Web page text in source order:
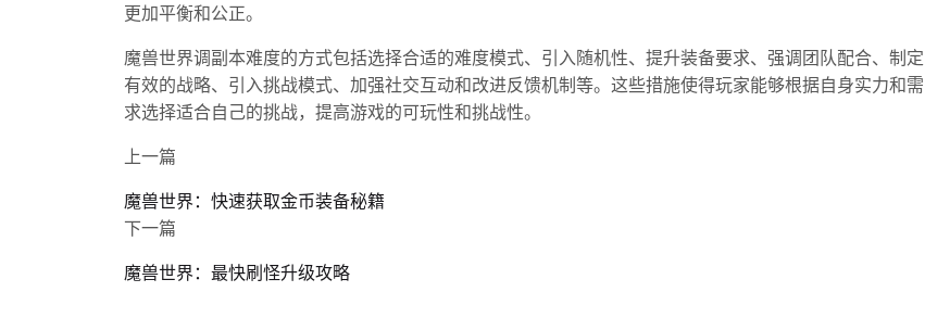
更加平衡和公正。
魔兽世界调副本难度的方式包括选择合适的难度模式、引入随机性、提升装备要求、强调团队配合、制定
有效的战略、引入挑战模式、加强社交互动和改进反馈机制等。这些措施使得玩家能够根据自身实力和需
求选择适合自己的挑战，提高游戏的可玩性和挑战性。
上一篇
魔兽世界：快速获取金币装备秘籍
下一篇
魔兽世界：最快刷怪升级攻略